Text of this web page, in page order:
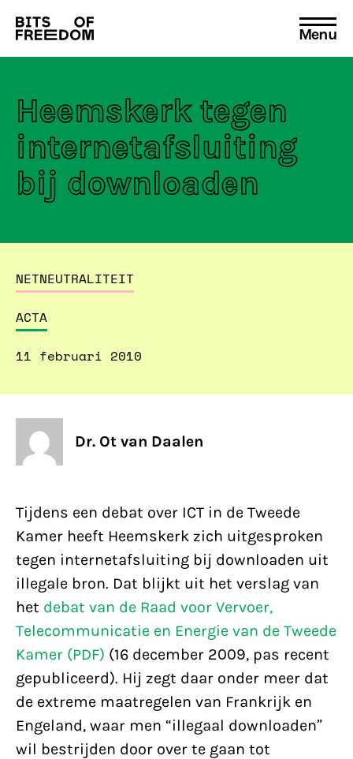
Search
for:
Menu
Heemskerk tegen
internetafsluiting
bij downloaden
NETNEUTRALITEIT
ACTA
11 februari 2010
Dr. Ot van Daalen
Tijdens een debat over ICT in de Tweede
Kamer heeft Heemskerk zich uitgesproken
tegen internetafsluiting bij downloaden uit
illegale bron. Dat blijkt uit het verslag van
het debat van de Raad voor Vervoer,
Telecommunicatie en Energie van de Tweede
Kamer (PDF) (16 december 2009, pas recent
gepubliceerd). Hij zegt daar onder meer dat
de extreme maatregelen van Frankrijk en
Engeland, waar men “illegaal downloaden”
wil bestrijden door over te gaan tot